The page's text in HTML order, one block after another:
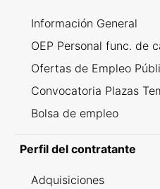
Información General
OEP Personal func. de
Ofertas de Empleo
Convocatoria Plazas
Bolsa de empleo
Perfil del contratante
Adquisiciones